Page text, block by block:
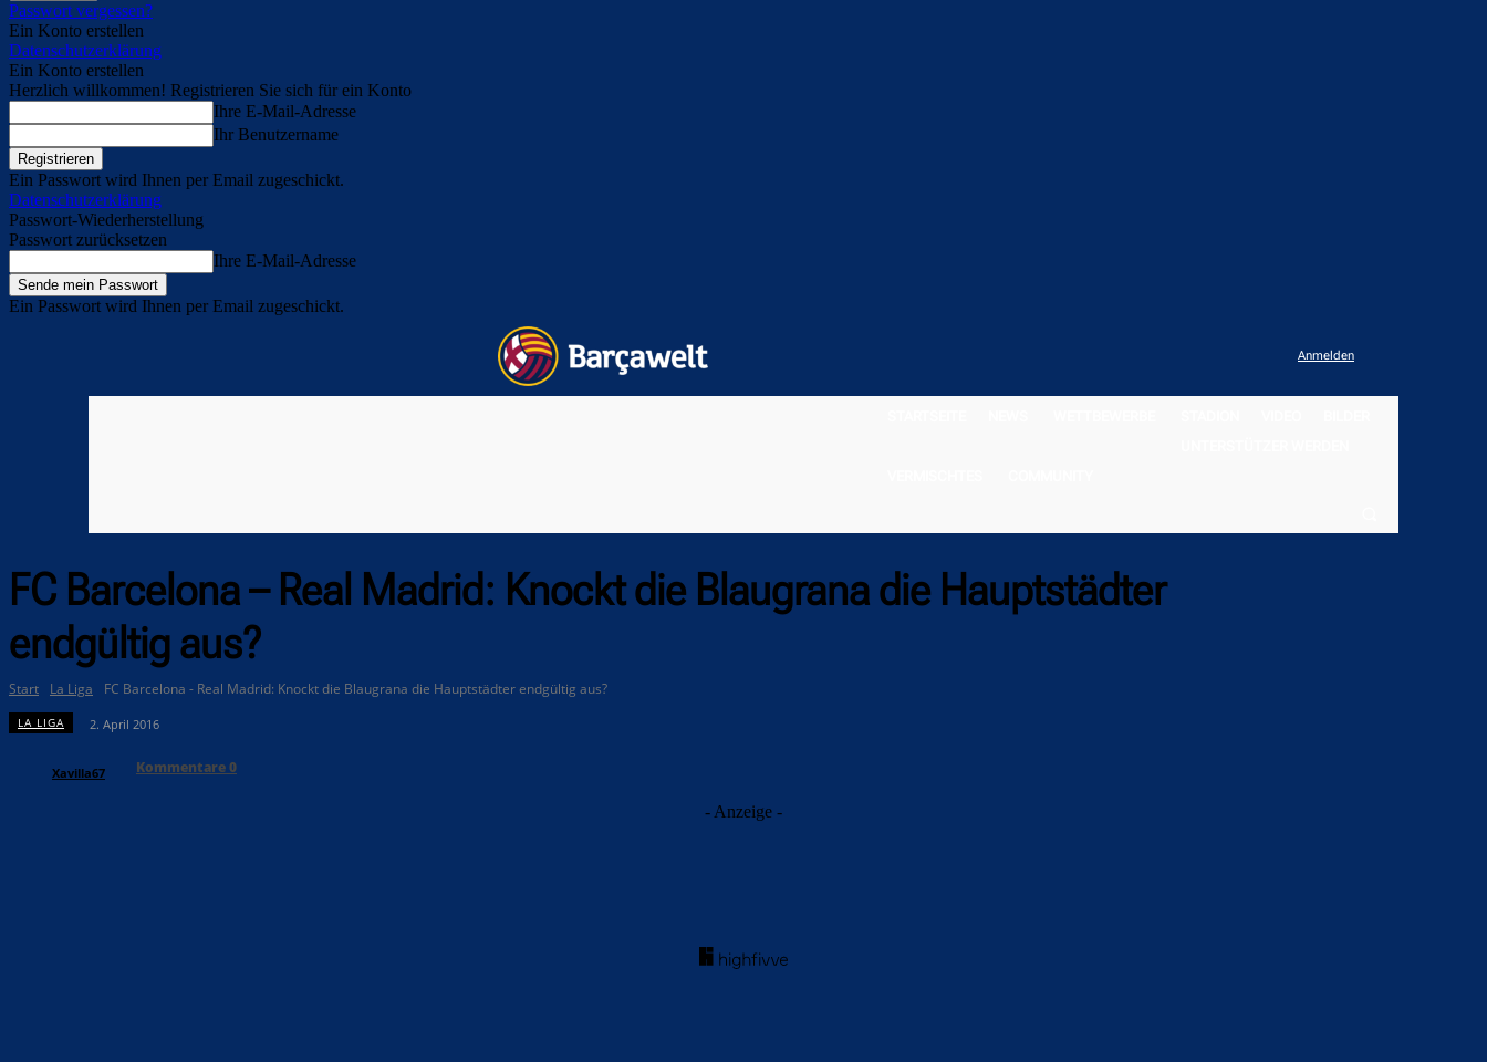
Passwort vergessen?
Ein Konto erstellen
Datenschutzerklärung
Ein Konto erstellen
Herzlich willkommen! Registrieren Sie sich für ein Konto
Ihre E-Mail-Adresse
Ihr Benutzername
Ein Passwort wird Ihnen per Email zugeschickt.
Datenschutzerklärung
Passwort-Wiederherstellung
Passwort zurücksetzen
Ihre E-Mail-Adresse
Ein Passwort wird Ihnen per Email zugeschickt.
Anmelden
FC Barcelona – Real Madrid: Knockt die Blaugrana die Hauptstädter
endgültig aus?
Start La Liga FC Barcelona - Real Madrid: Knockt die Blaugrana die Hauptstädter endgültig aus?
LA LIGA 2. April 2016
Xavilla67 Kommentare0
- Anzeige -